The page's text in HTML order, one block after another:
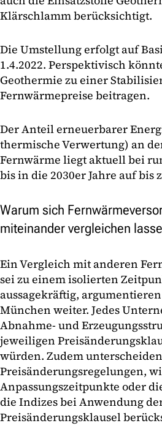
Klärschlamm berücksichtigt.
Die Umstellung erfolgt auf
1.4.2022. Perspektivisch
Geothermie zu einer
Fernwärmepreise beitragen.
Der Anteil erneuerbarer
thermische Verwertung) an
Fernwärme liegt aktuell bei
bis in die 2030er Jahre auf bis
Warum sich
miteinander vergleichen
Ein Vergleich mit anderen
sei zu einem isolierten
aussagekräftig,
München weiter. Jedes
Abnahme- und
jeweiligen
würden. Zudem
Preisänderungsregelungen,
Anpassungszeitpunkte oder
die Indizes bei Anwendung
Preisänderungsklausel